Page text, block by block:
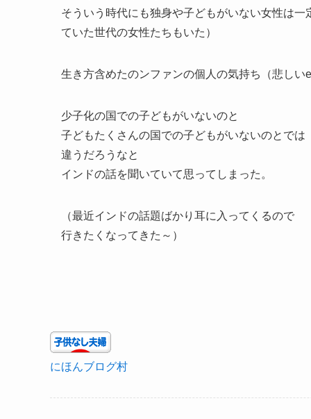
そういう時代にも独身や子どもがいない女性は
ていた世代の女性たちもいた）
生き方含めたのンファンの個人の気持ち（悲しい
少子化の国での子どもがいないのと
子どもたくさんの国での子どもがいないのとでは
違うだろうなと
インドの話を聞いていて思ってしまった。
（最近インドの話題ばかり耳に入ってくるので
行きたくなってきた～）
にほんブログ村